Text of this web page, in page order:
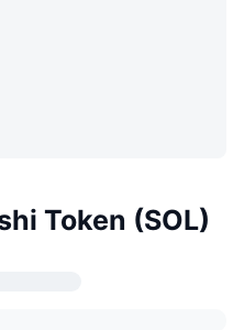
Token (SOL)